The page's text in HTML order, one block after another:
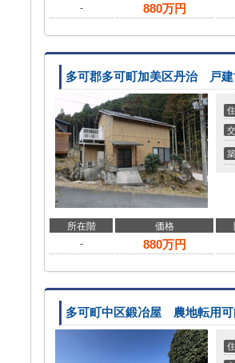
-
880万円
多可郡多可町加美区丹治 戸建
所在階 価格
-
880万円
多可町中区鍛冶屋 農地転用可